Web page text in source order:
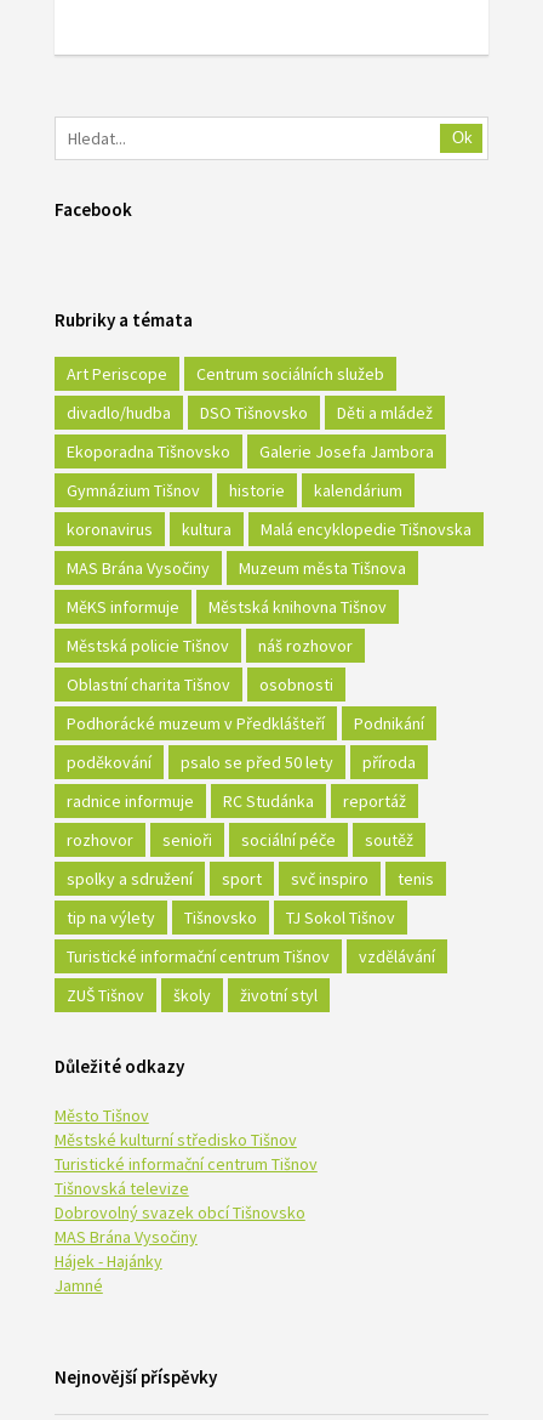
Ok
Facebook
Rubriky a témata
Art Periscope
Centrum sociálních služeb
divadlo/hudba
DSO Tišnovsko
Děti a mládež
Ekoporadna Tišnovsko
Galerie Josefa Jambora
Gymnázium Tišnov
historie
kalendárium
koronavirus
kultura
Malá encyklopedie Tišnovska
MAS Brána Vysočiny
Muzeum města Tišnova
MěKS informuje
Městská knihovna Tišnov
Městská policie Tišnov
náš rozhovor
Oblastní charita Tišnov
osobnosti
Podhorácké muzeum v Předklášteří
Podnikání
poděkování
psalo se před 50 lety
příroda
radnice informuje
RC Studánka
reportáž
rozhovor
senioři sociální péče
soutěž
spolky a sdružení
sport svč inspiro
tenis
tip na výlety
Tišnovsko
TJ Sokol Tišnov
Turistické informační centrum Tišnov
vzdělávání
ZUŠ Tišnov
školy životní styl
Důležité odkazy
Město Tišnov
Městské kulturní středisko Tišnov
Turistické informační centrum Tišnov
Tišnovská televize
Dobrovolný svazek obcí Tišnovsko
MAS Brána Vysočiny
Hájek - Hajánky
Jamné
Nejnovější příspěvky